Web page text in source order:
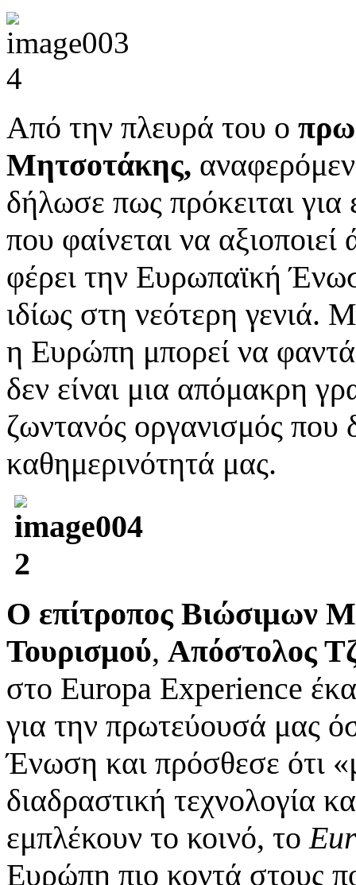
Από την πλευρά του ο
Μητσοτάκης,
δήλωσε πως πρόκειται
που φαίνεται να
φέρει την Ευρωπαϊκή
ιδίως στη νεότερη γενιά.
η Ευρώπη μπορεί να
δεν είναι μια απόμακρη
ζωντανός οργανισμός που
καθημερινότητά μας.
Ο επίτροπος Βιώσιμων
Τουρισμού, Απόστολος
στο Europa Experience
για την πρωτεύουσά μας
Ένωση και πρόσθεσε ότι
διαδραστική τεχνολογία
εμπλέκουν το κοινό, το
Ευρώπη πιο κοντά στους